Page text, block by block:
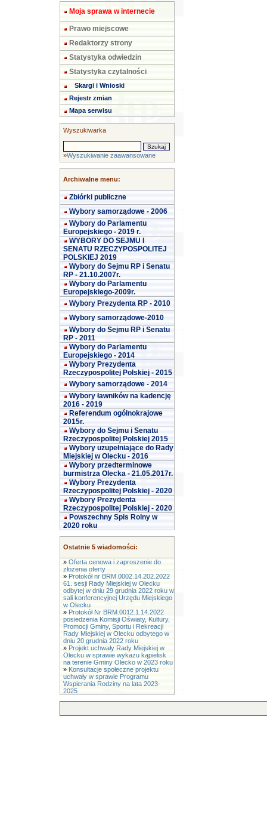
Moja sprawa w internecie
Prawo miejscowe
Redaktorzy strony
Statystyka odwiedzin
Statystyka czytalności
Skargi i Wnioski
Rejestr zmian
Mapa serwisu
Wyszukiwarka
»Wyszukiwanie zaawansowane
Archiwalne menu:
Zbiórki publiczne
Wybory samorządowe - 2006
Wybory do Parlamentu
Europejskiego - 2019 r.
WYBORY DO SEJMU I
SENATU RZECZYPOSPOLITEJ
POLSKIEJ 2019
Wybory do Sejmu RP i Senatu
RP - 21.10.2007r.
Wybory do Parlamentu
Europejskiego-2009r.
Wybory Prezydenta RP - 2010
Wybory samorządowe-2010
Wybory do Sejmu RP i Senatu
RP - 2011
Wybory do Parlamentu
Europejskiego - 2014
Wybory Prezydenta
Rzeczypospolitej Polskiej - 2015
Wybory samorządowe - 2014
Wybory ławników na kadencję
2016 - 2019
Referendum ogólnokrajowe
2015r.
Wybory do Sejmu i Senatu
Rzeczypospolitej Polskiej 2015
Wybory uzupełniające do Rady
Miejskiej w Olecku - 2016
Wybory przedterminowe
burmistrza Olecka - 21.05.2017r.
Wybory Prezydenta
Rzeczypospolitej Polskiej - 2020
Wybory Prezydenta
Rzeczypospolitej Polskiej - 2020
Powszechny Spis Rolny w
2020 roku
Ostatnie 5 wiadomości:
» Oferta cenowa i zaproszenie do
złożenia oferty
» Protokół nr BRM.0002.14.202.2022
61. sesji Rady Miejskiej w Olecku
odbytej w dniu 29 grudnia 2022 roku w
sali konferencyjnej Urzędu Miejskiego
w Olecku
» Protokół Nr BRM.0012.1.14.2022
posiedzenia Komisji Oświaty, Kultury,
Promocji Gminy, Sportu i Rekreacji
Rady Miejskiej w Olecku odbytego w
dniu 20 grudnia 2022 roku
» Projekt uchwały Rady Miejskiej w
Olecku w sprawie wykazu kąpielisk
na terenie Gminy Olecko w 2023 roku
» Konsultacje społeczne projektu
uchwały w sprawie Programu
Wspierania Rodziny na lata 2023-
2025